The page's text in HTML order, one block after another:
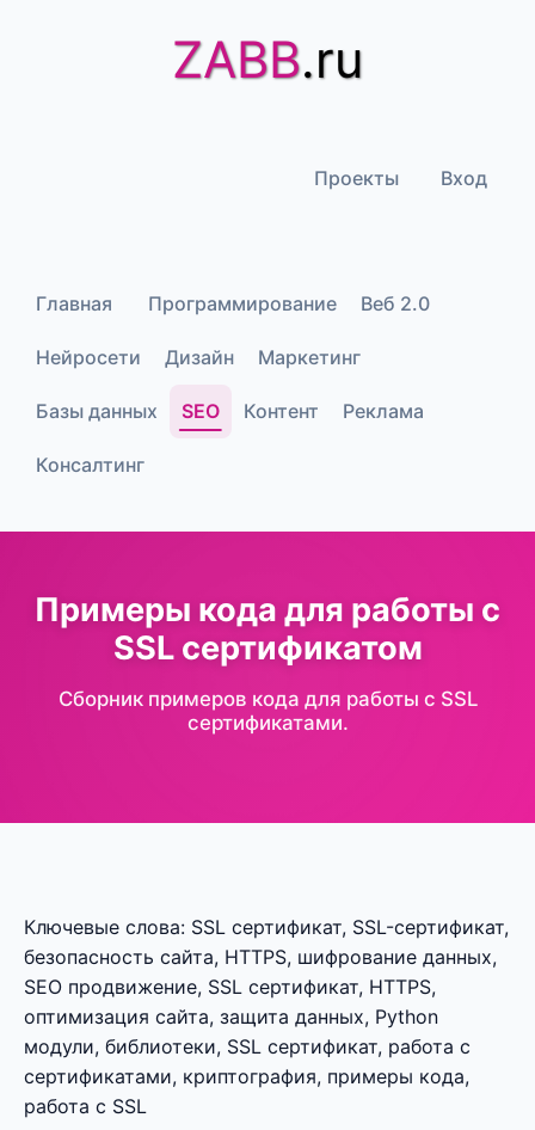
ZABB.ru
Проекты Вход
Главная Программирование Веб 2.0
Нейросети Дизайн Маркетинг
Базы данных SEO Контент Реклама
Консалтинг
Примеры кода для работы с
SSL сертификатом
Сборник примеров кода для работы с SSL
сертификатами.
Ключевые слова: SSL сертификат, SSL-сертификат,
безопасность сайта, HTTPS, шифрование данных,
SEO продвижение, SSL сертификат, HTTPS,
оптимизация сайта, защита данных, Python
модули, библиотеки, SSL сертификат, работа с
сертификатами, криптография, примеры кода,
работа с SSL